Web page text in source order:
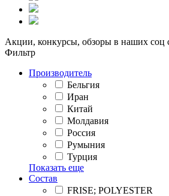
Акции, конкурсы, обзоры в наших соц
Фильтр
Производитель
Бельгия
Иран
Китай
Молдавия
Россия
Румыния
Турция
Показать еще
Состав
FRISE; POLYESTER